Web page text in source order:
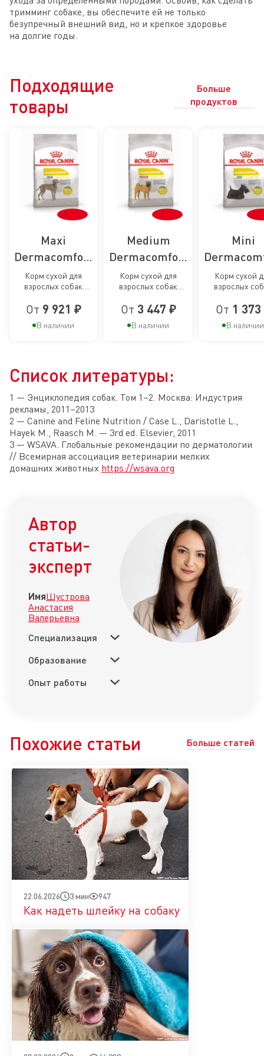
тримминг собаке, вы обеспечите ей не только
безупречный внешний вид, но и крепкое здоровье
на долгие годы.
Подходящие
товары
Больше
продуктов
Maxi
Dermacomfort
Care, сухой
корм для
пофилактики
раздражений
крупных
Корм сухой для
взрослых собак
при раздражениях и
От 9 921 ₽
В наличии
Medium
Dermacomfort
Care, сухой
корм для
пофилактики
раздражений
средних
пород
Корм сухой для
взрослых собак
при раздражениях и
От 3 447 ₽
В наличии
Mini
Care,
корм
Корм сухой
взрослых
раздражениях
От 1 373
В наличии
Список литературы:
1 — Энциклопедия собак. Том 1–2. Москва: Индустрия
рекламы, 2011–2013
2 — Canine and Feline Nutrition / Case L., Daristotle L.,
Hayek M., Raasch M. — 3rd ed. Elsevier, 2011
3 — WSAVA. Глобальные рекомендации по дерматологии
// Всемирная ассоциация ветеринарии мелких
домашних животных https://wsava.org
Автор
статьи-
эксперт
ИмяШустрова
Анастасия
Валерьевна
Специализация
Образование
Опыт работы
Похожие статьи Больше статей
22.06.2026 3 мин 947
Как надеть шлейку на собаку